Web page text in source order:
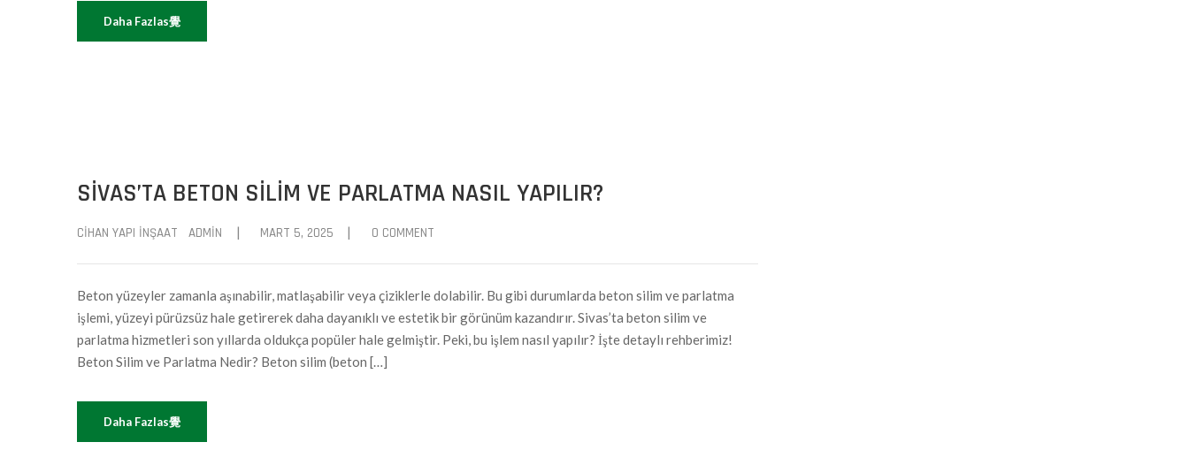
Daha Fazlas覺
SIVAS’TA BETON SILIM VE PARLATMA NASIL YAPILIR?
CIHAN YAPI İNŞAAT ADMIN | MART 5, 2025 | 0 COMMENT
Beton yüzeyler zamanla aşınabilir, matlaşabilir veya çiziklerle dolabilir. Bu gibi durumlarda beton silim ve parlatma
işlemi, yüzeyi pürüzsüz hale getirerek daha dayanıklı ve estetik bir görünüm kazandırır. Sivas’ta beton silim ve
parlatma hizmetleri son yıllarda oldukça popüler hale gelmiştir. Peki, bu işlem nasıl yapılır? İşte detaylı rehberimiz!
Beton Silim ve Parlatma Nedir? Beton silim (beton […]
Daha Fazlas覺